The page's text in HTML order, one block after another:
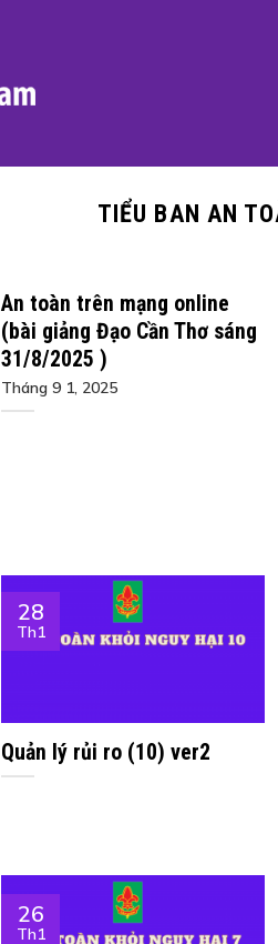
TIỂU BAN AN
An toàn trên mạng online
(bài giảng Đạo Cần Thơ sáng
31/8/2025 )
Tháng 9 1, 2025
Quản lý rủi ro (10) ver2
28
Th1
26
Th1